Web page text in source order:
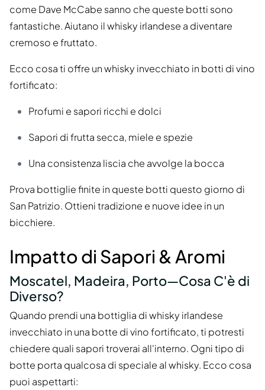
come Dave McCabe sanno che queste botti sono
fantastiche. Aiutano il whisky irlandese a diventare
cremoso e fruttato.
Ecco cosa ti offre un whisky invecchiato in botti di vino
fortificato:
Profumi e sapori ricchi e dolci
Sapori di frutta secca, miele e spezie
Una consistenza liscia che avvolge la bocca
Prova bottiglie finite in queste botti questo giorno di
San Patrizio. Ottieni tradizione e nuove idee in un
bicchiere.
Impatto di Sapori & Aromi
Moscatel, Madeira, Porto—Cosa C'è di
Diverso?
Quando prendi una bottiglia di whisky irlandese
invecchiato in una botte di vino fortificato, ti potresti
chiedere quali sapori troverai all'interno. Ogni tipo di
botte porta qualcosa di speciale al whisky. Ecco cosa
puoi aspettarti: